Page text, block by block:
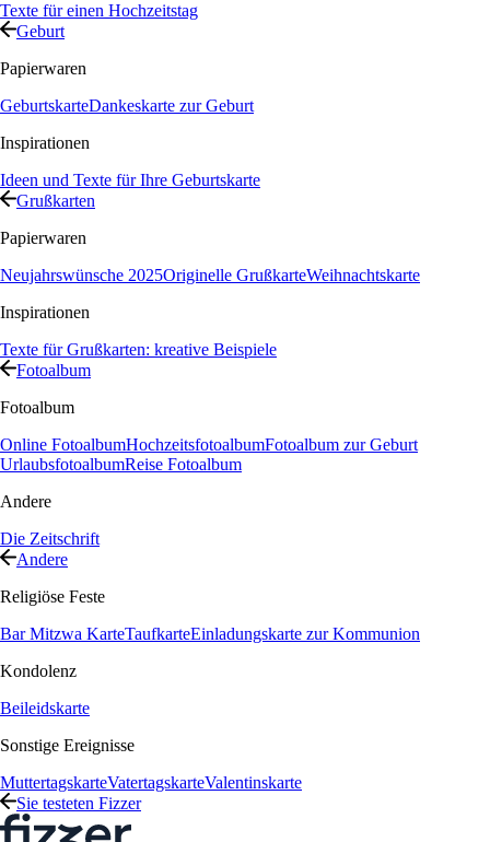
Texte für einen Hochzeitstag
Geburt
Papierwaren
GeburtskarteDankeskarte zur Geburt
Inspirationen
Ideen und Texte für Ihre Geburtskarte
Grußkarten
Papierwaren
Neujahrswünsche 2025Originelle GrußkarteWeihnachtskarte
Inspirationen
Texte für Grußkarten: kreative Beispiele
Fotoalbum
Fotoalbum
Online FotoalbumHochzeitsfotoalbumFotoalbum zur Geburt
UrlaubsfotoalbumReise Fotoalbum
Andere
Die Zeitschrift
Andere
Religiöse Feste
Bar Mitzwa KarteTaufkarteEinladungskarte zur Kommunion
Kondolenz
Beileidskarte
Sonstige Ereignisse
MuttertagskarteVatertagskarteValentinskarte
Sie testeten Fizzer